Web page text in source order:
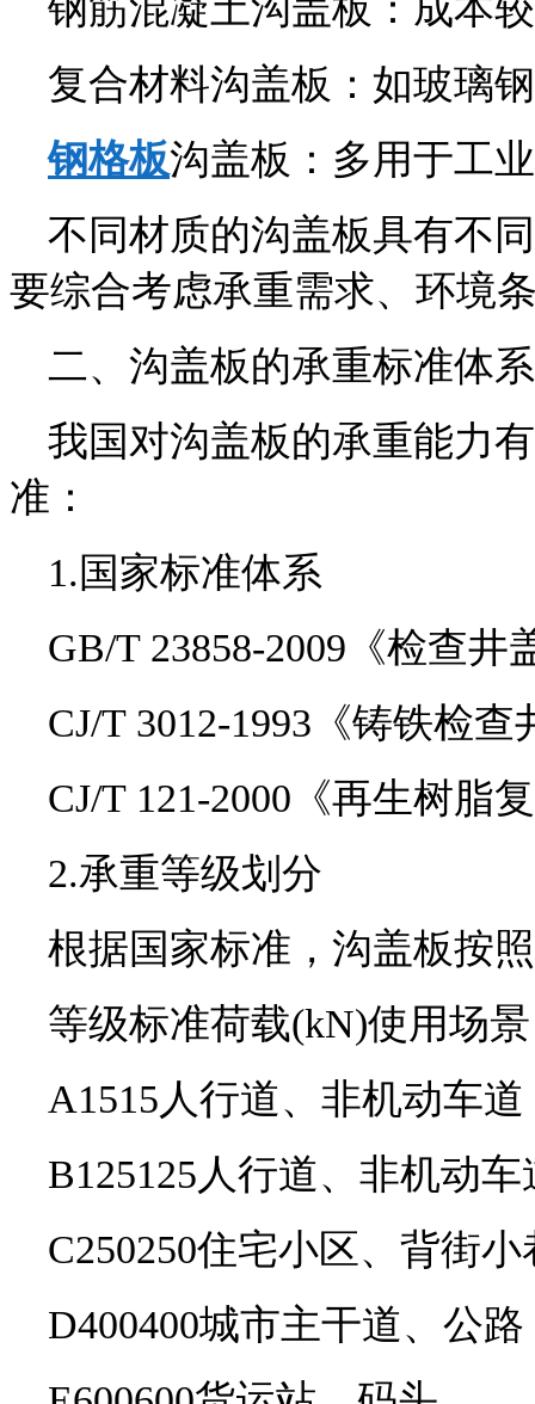
钢筋混凝土沟盖板：成本
复合材料沟盖板：如玻璃
钢格板沟盖板：多用于工
不同材质的沟盖板具有不
要综合考虑承重需求、环境
二、沟盖板的承重标准体系
我国对沟盖板的承重能力
准：
1.国家标准体系
GB/T 23858-2009《检查
CJ/T 3012-1993《铸铁检查
CJ/T 121-2000《再生树脂
2.承重等级划分
根据国家标准，沟盖板按
等级标准荷载(kN)使用场景
A1515人行道、非机动车道
B125125人行道、非机动
C250250住宅小区、背街小
D400400城市主干道、公路